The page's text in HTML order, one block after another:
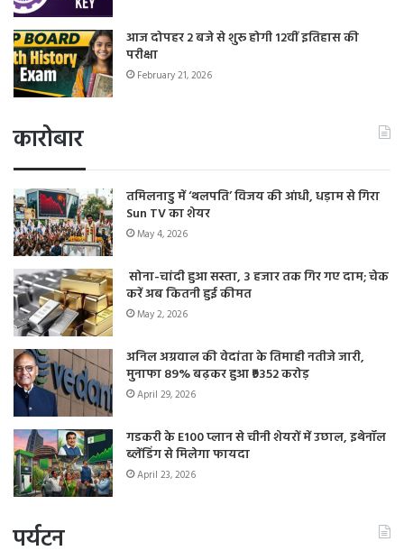
आज दोपहर 2 बजे से शुरू होगी 12वीं इतिहास की
परीक्षा
February 21, 2026
कारोबार
तमिलनाडु में ‘थलपति’ विजय की आंधी, धड़ाम से गिरा
Sun TV का शेयर
May 4, 2026
सोना-चांदी हुआ सस्ता, 3 हजार तक गिर गए दाम; चेक
करें अब कितनी हुई कीमत
May 2, 2026
अनिल अग्रवाल की वेदांता के तिमाही नतीजे जारी,
मुनाफा 89% बढ़कर हुआ ₹9352 करोड़
April 29, 2026
गडकरी के E100 प्लान से चीनी शेयरों में उछाल, इथेनॉल
ब्लेंडिंग से मिलेगा फायदा
April 23, 2026
पर्यटन